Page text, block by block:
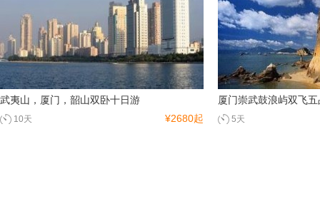
武夷山，厦门，韶山双卧十日游
¥2680起
10天
厦门崇武鼓浪屿双飞
5天